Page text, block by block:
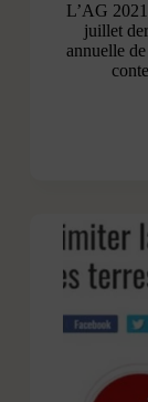
L’AG
juillet
annuelle